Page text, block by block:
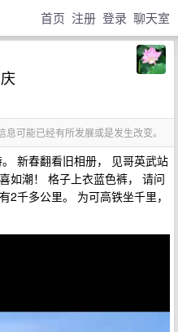
首页 注册 登录 聊天室
可能已经有所发展或是发生改变。
新春翻看旧相册， 见哥英武站
如潮！ 格子上衣蓝色裤， 请问
2千多公里。 为可高铁坐千里，